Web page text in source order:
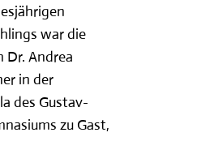
war die
Dr. Andrea
in der
des Gustav-
zu Gast,